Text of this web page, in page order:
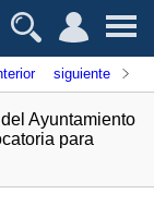
siguiente
Ayuntamiento
para